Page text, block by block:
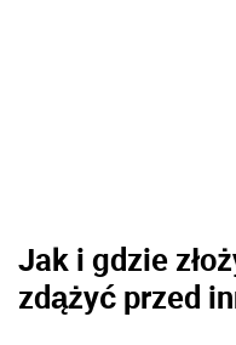
Jak i gdzie
zdążyć przed